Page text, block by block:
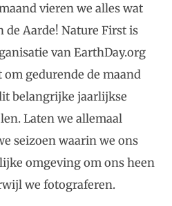
vieren we alles wat
de Aarde! Nature First is
van EarthDay.org
gedurende de maand
belangrijke jaarlijkse
Laten we allemaal
seizoen waarin we ons
omgeving om ons heen
we fotograferen.